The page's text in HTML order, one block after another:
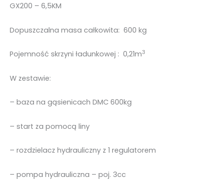
GX200 – 6,5KM
Dopuszczalna masa całkowita: 600 kg
Pojemność skrzyni ładunkowej : 0,21m3
W zestawie:
– baza na gąsienicach DMC 600kg
– start za pomocą liny
– rozdzielacz hydrauliczny z 1 regulatorem
– pompa hydrauliczna – poj. 3cc